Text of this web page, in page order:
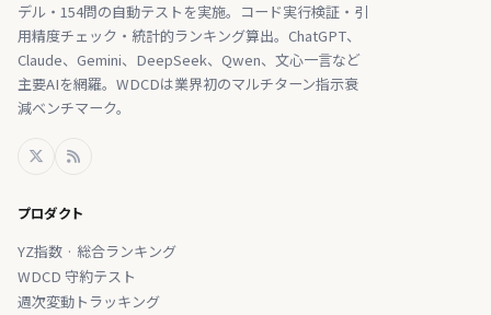
デル・154問の自動テストを実施。コード実行検証・引
用精度チェック・統計的ランキング算出。ChatGPT、
Claude、Gemini、DeepSeek、Qwen、文心一言など
主要AIを網羅。WDCDは業界初のマルチターン指示衰
減ベンチマーク。
プロダクト
YZ指数 · 総合ランキング
WDCD 守約テスト
週次変動トラッキング